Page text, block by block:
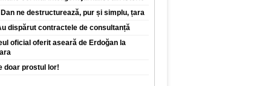
ne destructurează, pur și simplu, țara
dispărut contractele de consultanță
oficial oferit aseară de Erdoğan la
doar prostul lor!